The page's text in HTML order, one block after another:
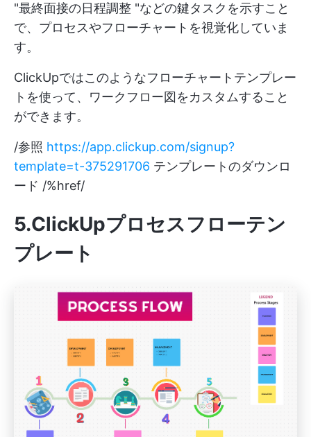
"最終面接の日程調整 "などの鍵タスクを示すこと
で、プロセスやフローチャートを視覚化していま
す。
ClickUpではこのようなフローチャートテンプレー
トを使って、ワークフロー図をカスタムすること
ができます。
/参照 https://app.clickup.com/signup?
template=t-375291706 テンプレートのダウンロ
ード /%href/
5.ClickUpプロセスフローテン
プレート